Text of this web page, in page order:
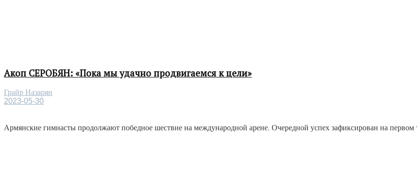
Акоп СЕРОБЯН: «Пока мы удачно продвигаемся к цели»
Грайр Назарян
2023-05-30
Армянские гимнасты продолжают победное шествие на международной арене. Очередной успех зафиксирован на первом